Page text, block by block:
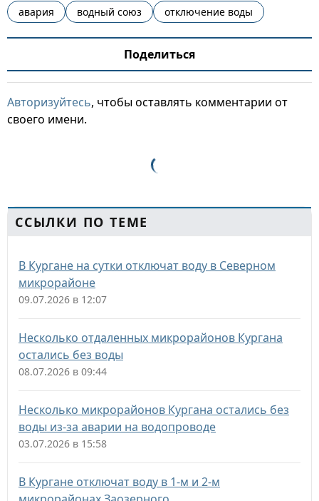
авария водный союз отключение воды
Поделиться
Авторизуйтесь, чтобы оставлять комментарии от
своего имени.
ССЫЛКИ ПО ТЕМЕ
В Кургане на сутки отключат воду в Северном
микрорайоне
09.07.2026 в 12:07
Несколько отдаленных микрорайонов Кургана
остались без воды
08.07.2026 в 09:44
Несколько микрорайонов Кургана остались без
воды из-за аварии на водопроводе
03.07.2026 в 15:58
В Кургане отключат воду в 1-м и 2-м